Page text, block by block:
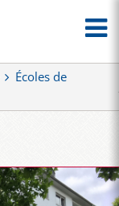
Écoles de